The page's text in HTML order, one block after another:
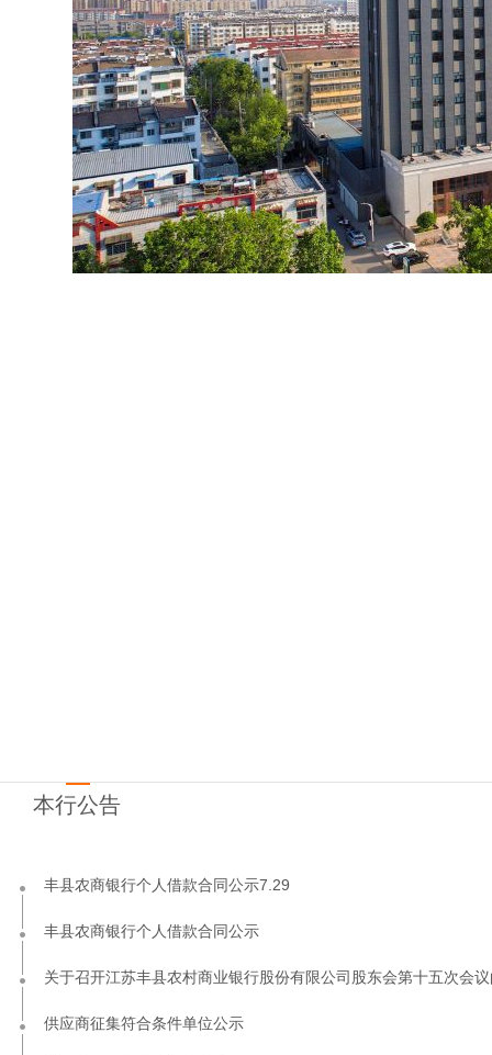
本行公告
丰县农商银行个人借款合同公示7.29
丰县农商银行个人借款合同公示
关于召开江苏丰县农村商业银行股份有限公司股东会第十五次会
供应商征集符合条件单位公示